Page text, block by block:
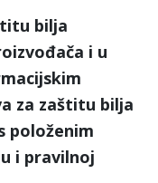
bilja
i u
za zaštitu bilja
položenim
i pravilnoj